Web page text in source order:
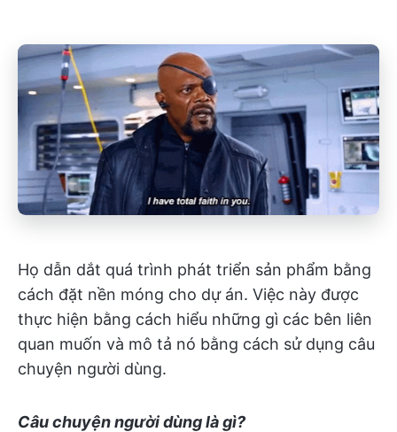
Họ dẫn dắt quá trình phát triển sản phẩm bằng
cách đặt nền móng cho dự án. Việc này được
thực hiện bằng cách hiểu những gì các bên liên
quan muốn và mô tả nó bằng cách sử dụng câu
chuyện người dùng.
Câu chuyện người dùng là gì?